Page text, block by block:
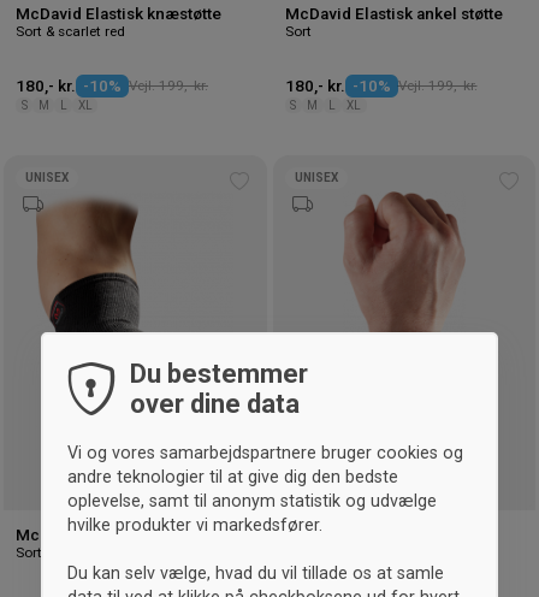
McDavid Elastisk knæstøtte
Sort & scarlet red
180,- kr. -10% Vejl. 199,- kr.
S M XL
McDavid Elastisk ankel støtte
Sort
180,- kr. -10% Vejl. 199,- kr.
S M XL
UNISEX
McDavid Elastisk albue støtte
Sort & scarlet red
UNISEX
McDavid Justerbar
Sort & scarlet red
Du bestemmer
over dine data
Vi og vores samarbejdspartnere bruger cookies og
andre teknologier til at give dig den bedste
oplevelse, samt til anonym statistik og udvælge
hvilke produkter vi markedsfører.
Du kan selv vælge, hvad du vil tillade os at samle